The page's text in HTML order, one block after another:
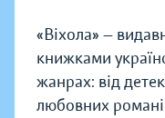
«Віхола» —
книжками
жанрах: від
любовних